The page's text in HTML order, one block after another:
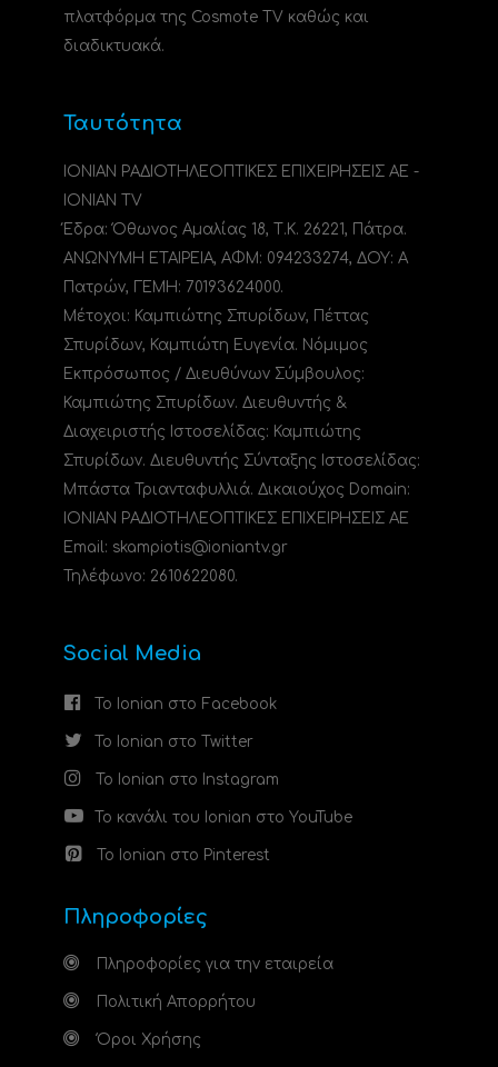
πλατφόρμα της Cosmote TV καθώς και
διαδικτυακά.
Ταυτότητα
ΙΟΝΙΑΝ ΡΑΔΙΟΤΗΛΕΟΠΤΙΚΕΣ ΕΠΙΧΕΙΡΗΣΕΙΣ ΑΕ -
IONIAN TV
Έδρα: Όθωνος Αμαλίας 18, Τ.Κ. 26221, Πάτρα.
ΑΝΩΝΥΜΗ ΕΤΑΙΡΕΙΑ, ΑΦΜ: 094233274, ΔΟΥ: A
Πατρών, ΓΕΜΗ: 70193624000.
Μέτοχοι: Καμπιώτης Σπυρίδων, Πέττας
Σπυρίδων, Καμπιώτη Ευγενία. Νόμιμος
Εκπρόσωπος / Διευθύνων Σύμβουλος:
Καμπιώτης Σπυρίδων. Διευθυντής &
Διαχειριστής Ιστοσελίδας: Καμπιώτης
Σπυρίδων. Διευθυντής Σύνταξης Ιστοσελίδας:
Μπάστα Τριανταφυλλιά. Δικαιούχος Domain:
ΙΟΝΙΑΝ ΡΑΔΙΟΤΗΛΕΟΠΤΙΚΕΣ ΕΠΙΧΕΙΡΗΣΕΙΣ ΑΕ
Email: skampiotis@ioniantv.gr
Τηλέφωνο: 2610622080.
Social Media
Το Ionian στο Facebook
Το Ionian στο Twitter
Το Ionian στο Instagram
Το κανάλι του Ionian στο YouTube
Το Ionian στο Pinterest
Πληροφορίες
Πληροφορίες για την εταιρεία
Πολιτική Απορρήτου
Όροι Χρήσης